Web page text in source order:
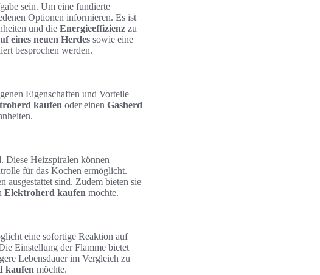
sein. Um eine fundierte
Optionen informieren. Es ist
und die Energieeffizienz zu
eines neuen Herdes sowie eine
besprochen werden.
Eigenschaften und Vorteile
kaufen oder einen Gasherd
Diese Heizspiralen können
für das Kochen ermöglicht.
sind. Zudem bieten sie
Elektroherd kaufen möchte.
eine sofortige Reaktion auf
Einstellung der Flamme bietet
Lebensdauer im Vergleich zu
kaufen möchte.